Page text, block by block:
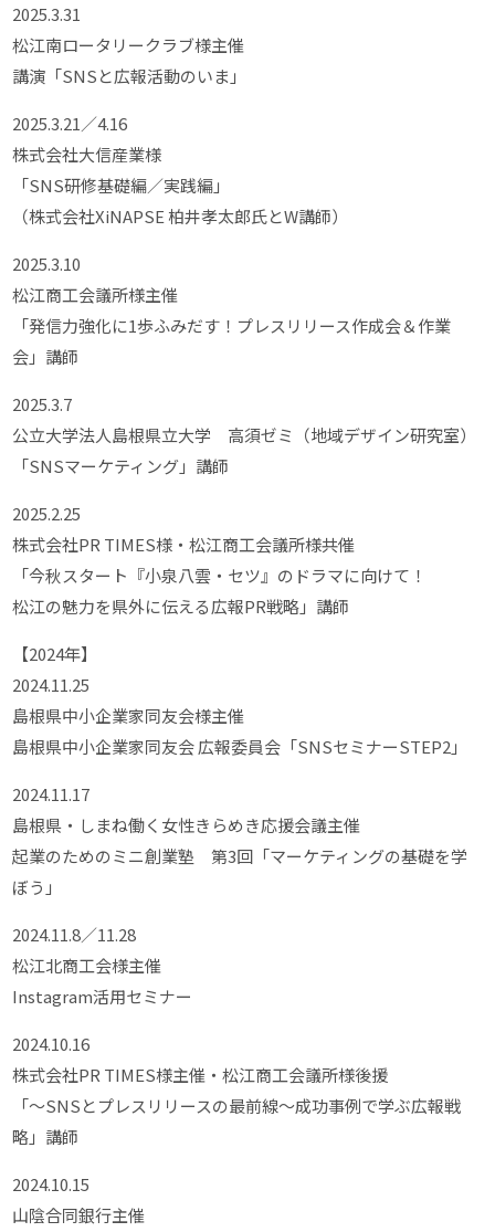
2025.3.31
松江南ロータリークラブ様主催
講演「SNSと広報活動のいま」
2025.3.21／4.16
株式会社大信産業様
「SNS研修基礎編／実践編」
（株式会社XiNAPSE 柏井孝太郎氏とW講師）
2025.3.10
松江商工会議所様主催
「発信力強化に1歩ふみだす！プレスリリース作成会＆作業
会」講師
2025.3.7
公立大学法人島根県立大学 高須ゼミ（地域デザイン研究室）
「SNSマーケティング」講師
2025.2.25
株式会社PR TIMES様・松江商工会議所様共催
「今秋スタート『小泉八雲・セツ』のドラマに向けて！
松江の魅力を県外に伝える広報PR戦略」講師
【2024年】
2024.11.25
島根県中小企業家同友会様主催
島根県中小企業家同友会 広報委員会「SNSセミナーSTEP2」
2024.11.17
島根県・しまね働く女性きらめき応援会議主催
起業のためのミニ創業塾 第3回「マーケティングの基礎を学
ぼう」
2024.11.8／11.28
松江北商工会様主催
Instagram活用セミナー
2024.10.16
株式会社PR TIMES様主催・松江商工会議所様後援
「～SNSとプレスリリースの最前線～成功事例で学ぶ広報戦
略」講師
2024.10.15
山陰合同銀行主催